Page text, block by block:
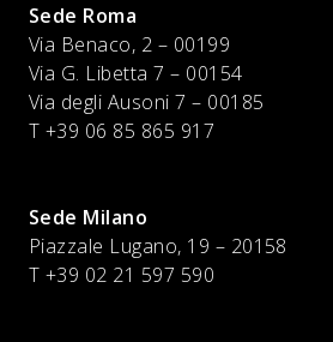
Sede Roma
Via Benaco, 2 – 00199
Via G. Libetta 7 – 00154
Via degli Ausoni 7 – 00185
T +39 06 85 865 917
Sede Milano
Piazzale Lugano, 19 – 20158
T +39 02 21 597 590